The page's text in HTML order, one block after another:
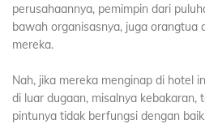
perusahaannya, pemimpin dari
bawah organisasnya, juga orangtua
mereka.
Nah, jika mereka menginap di hotel
di luar dugaan, misalnya kebakaran,
pintunya tidak berfungsi dengan